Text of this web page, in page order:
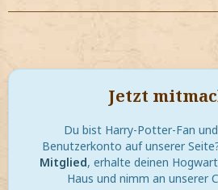
Jetzt
Du bist Harry-Potter-Fan
Benutzerkonto auf unserer
Mitglied, erhalte deinen
Haus und nimm an unserer